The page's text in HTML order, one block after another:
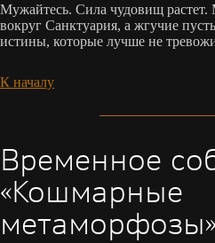
Мужайтесь. Сила чудовищ
вокруг Санктуария, а жгучие
истины, которые лучше не
К началу
Временное
«Кошмарные